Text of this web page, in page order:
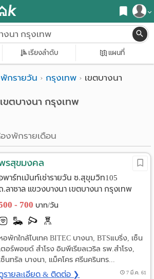
สมัครสมาชิก
เข้าสู่ระบบ
ฟ้า
า
เรียงลำดับ แผนที่
กรายวัน กรุงเทพ เขตบางนา
ขตบางนา กรุงเทพ
งพักรายเดือน
รสุขมงคล
พาร์ทเม้นท์เช่ารายวัน ซ.สุขุมวิท105
.ลาซาล แขวงบางนา เขตบางนา กรุงเทพ
- 700 บาท/วัน
อพักใกล้ไบเทค BITEC บางนา, BTSแบริ่ง, เซ็น
ตอร์พอยด์ สำโรง อิมพีเรียลเวริล รพ.สำโรง,
ซ็นทรัล บางนา, แม็คโคร ศรีนครินทร...
รายละเอียด & ติดต่อ ❯ 7 มี.ค. 61